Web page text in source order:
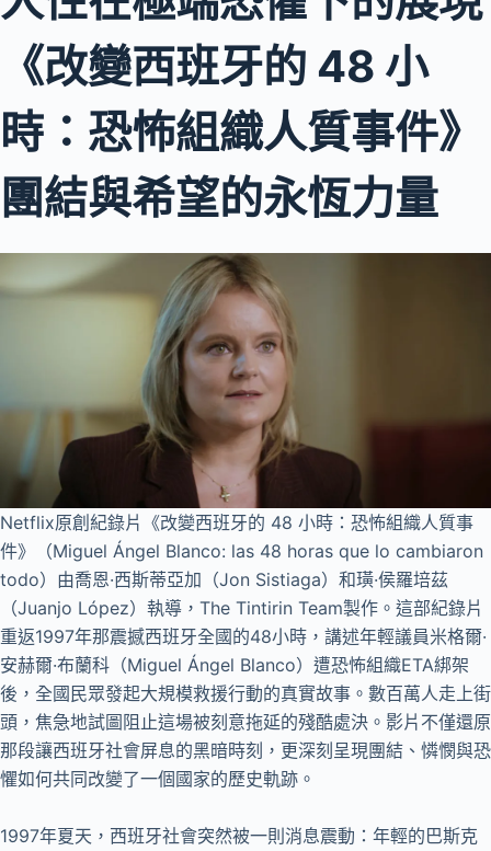
《改變西班牙的 48 小
時：恐怖組織人質事件》
團結與希望的永恆力量
Netflix原創紀錄片《改變西班牙的 48 小時：恐怖組織人質事
件》（Miguel Ángel Blanco: las 48 horas que lo cambiaron
todo）由喬恩·西斯蒂亞加（Jon Sistiaga）和璜·侯羅培茲
（Juanjo López）執導，The Tintirin Team製作。這部紀錄片
重返1997年那震撼西班牙全國的48小時，講述年輕議員米格爾·
安赫爾·布蘭科（Miguel Ángel Blanco）遭恐怖組織ETA綁架
後，全國民眾發起大規模救援行動的真實故事。數百萬人走上街
頭，焦急地試圖阻止這場被刻意拖延的殘酷處決。影片不僅還原
那段讓西班牙社會屏息的黑暗時刻，更深刻呈現團結、憐憫與恐
懼如何共同改變了一個國家的歷史軌跡。
1997年夏天，西班牙社會突然被一則消息震動：年輕的巴斯克